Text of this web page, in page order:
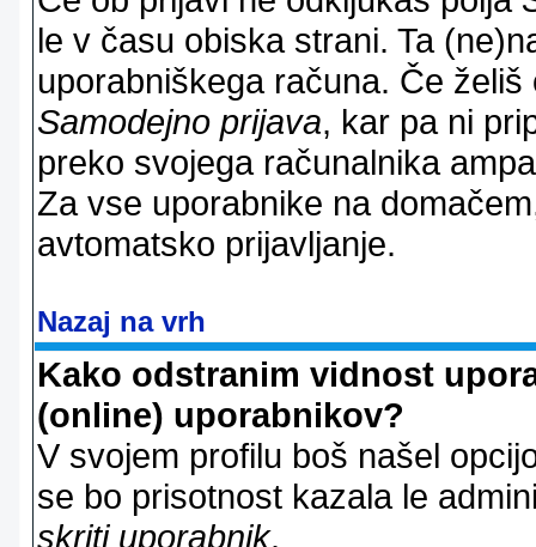
le v času obiska strani. Ta
uporabniškega računa. Če
Samodejno prijava, kar pa ni
preko svojega računalnika
Za vse uporabnike na
avtomatsko prijavljanje.
Nazaj na vrh
Kako odstranim vidnost
(online) uporabnikov?
V svojem profilu boš našel
se bo prisotnost kazala le
skriti uporabnik.